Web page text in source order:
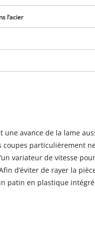
l’acier
avance de la lame
coupes particulièrement
variateur de vitesse
d’éviter de rayer la
patin en plastique